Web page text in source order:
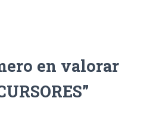
en valorar